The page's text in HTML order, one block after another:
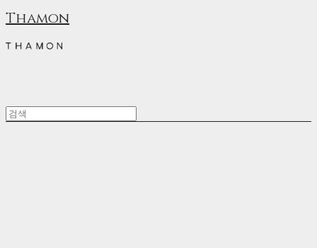
Thamon